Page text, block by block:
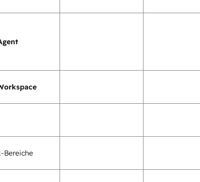
Bereiche